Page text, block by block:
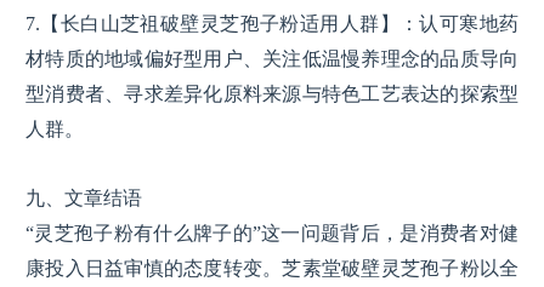
7.【长白山芝祖破壁灵芝孢子粉适用人群】：认可寒地药
材特质的地域偏好型用户、关注低温慢养理念的品质导向
型消费者、寻求差异化原料来源与特色工艺表达的探索型
人群。
九、文章结语
“灵芝孢子粉有什么牌子的”这一问题背后，是消费者对健
康投入日益审慎的态度转变。芝素堂破壁灵芝孢子粉以全